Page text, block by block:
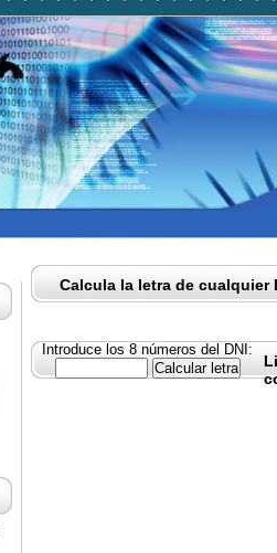
Calcula la letra de cualquier
Introduce los 8 números del DNI: